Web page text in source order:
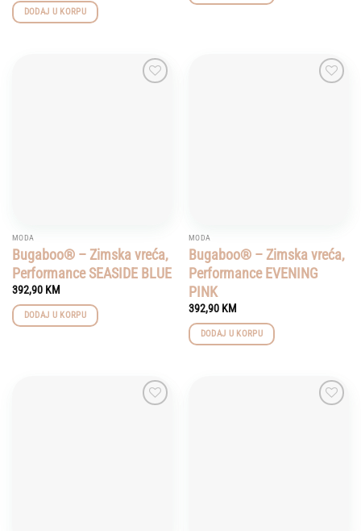
DODAJ U KORPU
MODA
Bugaboo® – Zimska vreća,
Performance SEASIDE BLUE
392,90 KM
DODAJ U KORPU
MODA
Bugaboo® – Zimska vreća,
Performance EVENING
PINK
392,90 KM
DODAJ U KORPU